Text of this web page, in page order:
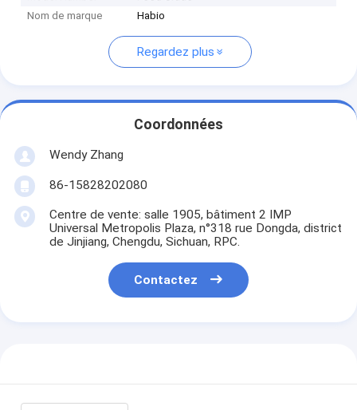
Nom de marque
Habio
Regardez plus
Coordonnées
Wendy Zhang
86-15828202080
Centre de vente: salle 1905, bâtiment 2 IMP
Universal Metropolis Plaza, n°318 rue Dongda, district
de Jinjiang, Chengdu, Sichuan, RPC.
Contactez